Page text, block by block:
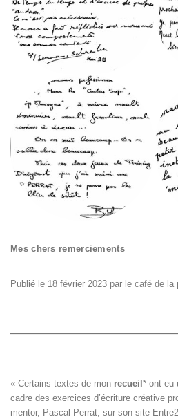
Mes chers remerciements
Publié le 18 février 2023 par le café de la
« Certains textes de mon recueil * ont eu
cadre des exercices d’écriture créative
mentor, Pascal Perrat, sur son site